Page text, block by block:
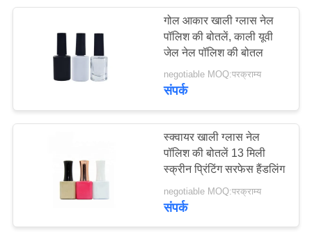
साइटमैप
PRIVACY
POLICY
खाली लिपस्टिक कंटेनर
10
परफ्यूम कैप
29
गोल आकार खाली ग्लास नेल
पॉलिश की बोतलें, काली यूवी
जेल नेल पॉलिश की बोतल
negotiable MOQ:परक्राम्य
संपर्क
स्क्वायर खाली ग्लास नेल
पॉलिश की बोतलें 13 मिली
स्क्रीन प्रिंटिंग सरफेस हैंडलिंग
negotiable MOQ:परक्राम्य
संपर्क